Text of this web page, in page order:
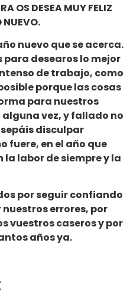
OS DESEA MUY FELIZ
NUEVO.
nuevo que se acerca.
desearos lo mejor
de trabajo, como
porque las cosas
para nuestros
vez, y fallado no
disculpar
fuere, en el año que
labor de siempre y la
por seguir confiando
errores, por
vuestros caseros y por
años ya.